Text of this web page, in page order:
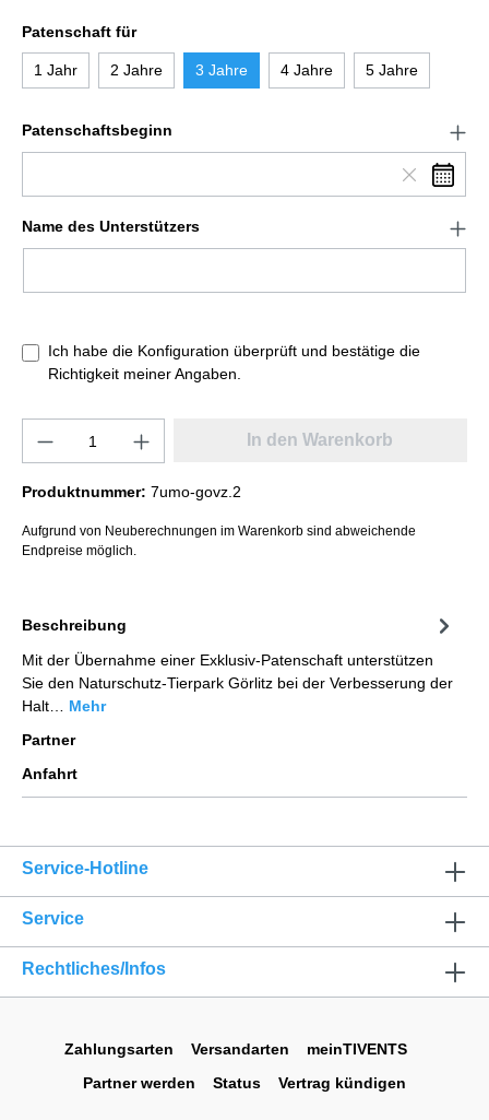
Patenschaft für
1 Jahr 2 Jahre 3 Jahre 4 Jahre 5 Jahre
Patenschaftsbeginn
Name des Unterstützers
Ich habe die Konfiguration überprüft und bestätige die
Richtigkeit meiner Angaben.
In den Warenkorb
Produktnummer: 7umo-govz.2
Aufgrund von Neuberechnungen im Warenkorb sind abweichende
Endpreise möglich.
Beschreibung
Mit der Übernahme einer Exklusiv-Patenschaft unterstützen
Sie den Naturschutz-Tierpark Görlitz bei der Verbesserung der
Halt… Mehr
Partner
Anfahrt
Service-Hotline
Service
Rechtliches/Infos
Zahlungsarten Versandarten
meinTIVENTS
Partner werden
Status Vertrag kündigen